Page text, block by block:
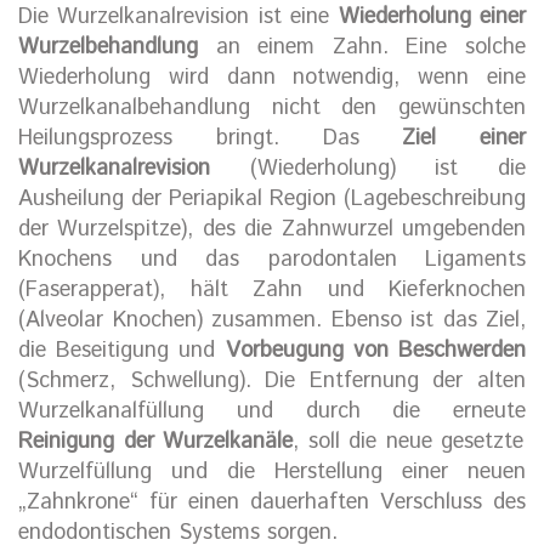
Die Wurzelkanalrevision ist eine Wiederholung einer
Wurzelbehandlung an einem Zahn. Eine solche
Wiederholung wird dann notwendig, wenn eine
Wurzelkanalbehandlung nicht den gewünschten
Heilungsprozess bringt. Das Ziel einer
Wurzelkanalrevision (Wiederholung) ist die
Ausheilung der Periapikal Region (Lagebeschreibung
der Wurzelspitze), des die Zahnwurzel umgebenden
Knochens und das parodontalen Ligaments
(Faserapperat), hält Zahn und Kieferknochen
(Alveolar Knochen) zusammen. Ebenso ist das Ziel,
die Beseitigung und Vorbeugung von Beschwerden
(Schmerz, Schwellung). Die Entfernung der alten
Wurzelkanalfüllung und durch die erneute
Reinigung der Wurzelkanäle, soll die neue gesetzte
Wurzelfüllung und die Herstellung einer neuen
„Zahnkrone“ für einen dauerhaften Verschluss des
endodontischen Systems sorgen.